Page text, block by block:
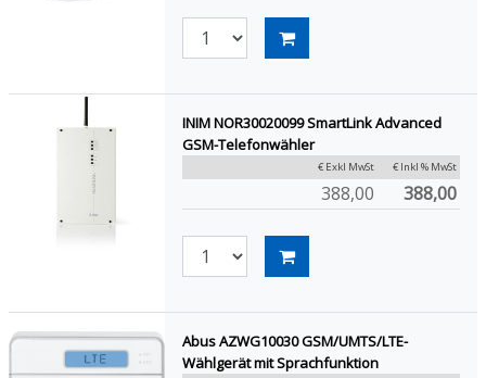
INIM NOR30020099 SmartLink Advanced
GSM-Telefonwähler
€ Exkl MwSt € Inkl % MwSt
388,00 388,00
Abus AZWG10030 GSM/UMTS/LTE-
Wählgerät mit Sprachfunktion